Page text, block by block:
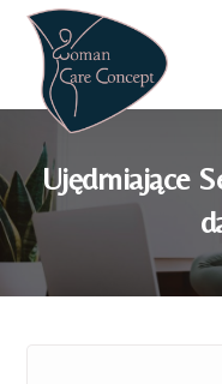
Ujędrniające